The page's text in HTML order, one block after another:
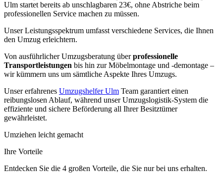
Ulm startet bereits ab unschlagbaren 23€, ohne Abstriche beim
professionellen Service machen zu müssen.
Unser Leistungsspektrum umfasst verschiedene Services, die Ihnen
den Umzug erleichtern.
Von ausführlicher Umzugsberatung überprofessionelle
Transportleistungen bis hin zur Möbelmontage und -demontage –
wir kümmern uns um sämtliche Aspekte Ihres Umzugs.
Unser erfahrenes Umzugshelfer Ulm Team garantiert einen
reibungslosen Ablauf, während unser Umzugslogistik-System die
effiziente und sichere Beförderung all Ihrer Besitztümer
gewährleistet.
Umziehen leicht gemacht
Ihre Vorteile
Entdecken Sie die 4 großen Vorteile, die Sie nur bei uns erhalten.